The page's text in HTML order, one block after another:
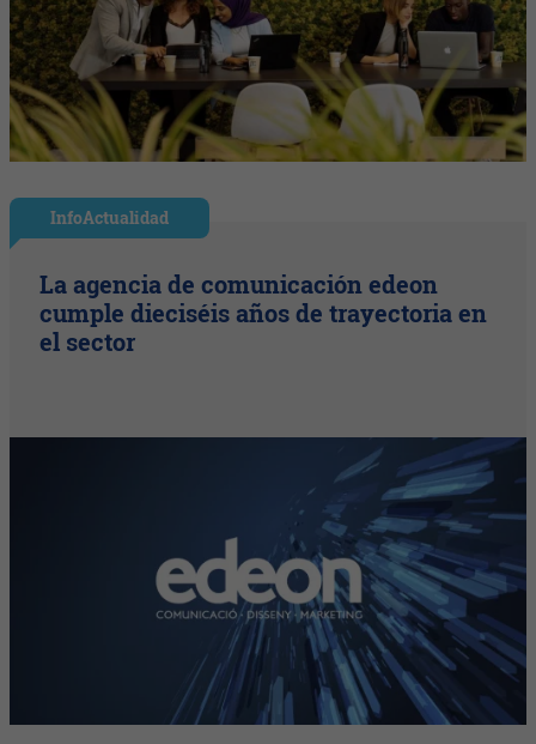
InfoActualidad
La agencia de comunicación edeon
cumple dieciséis años de trayectoria en
el sector